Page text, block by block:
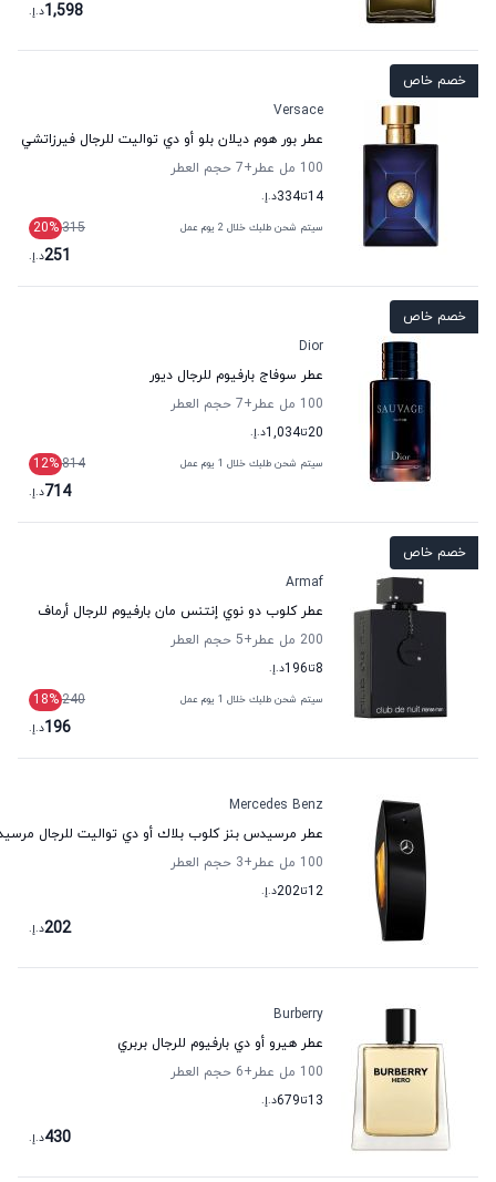
1,598د.إ.
خصم خاص
Versace
عطر بور هوم ديلان بلو أو دي تواليت للرجال فيرزاتشي
100 مل عطر
+7
حجم العطر
14تا334د.إ.
سيتم شحن طلبك خلال 2 يوم عمل 315
20%
251د.إ.
خصم خاص
Dior
عطر سوفاج بارفيوم للرجال ديور
100 مل عطر
+7
حجم العطر
20تا1,034د.إ.
سيتم شحن طلبك خلال 1 يوم عمل 814
12%
714د.إ.
خصم خاص
Armaf
عطر كلوب دو نوي إنتنس مان بارفيوم للرجال أرماف
200 مل عطر
+5
حجم العطر
8تا196د.إ.
سيتم شحن طلبك خلال 1 يوم عمل 240
18%
196د.إ.
Mercedes Benz
عطر مرسيدس بنز كلوب بلاك أو دي تواليت للرجال
100 مل عطر
+3
حجم العطر
12تا202د.إ.
202د.إ.
Burberry
عطر هيرو أو دي بارفيوم للرجال بربري
100 مل عطر
+6
حجم العطر
13تا679د.إ.
430د.إ.